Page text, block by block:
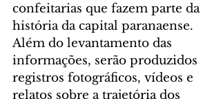
confeitarias que fazem parte da
história da capital paranaense.
Além do levantamento das
informações, serão produzidos
registros fotográficos, vídeos e
relatos sobre a trajetória dos